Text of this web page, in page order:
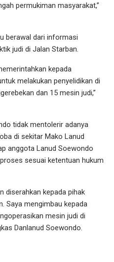
permukiman masyarakat,”
berawal dari informasi
judi di Jalan Starban.
kepada
melakukan penyelidikan di
dan 15 mesin judi,”
tidak mentolerir adanya
di sekitar Mako Lanud
anggota Lanud Soewondo
sesuai ketentuan hukum
diserahkan kepada pihak
Saya mengimbau kepada
mesin judi di
Danlanud Soewondo.